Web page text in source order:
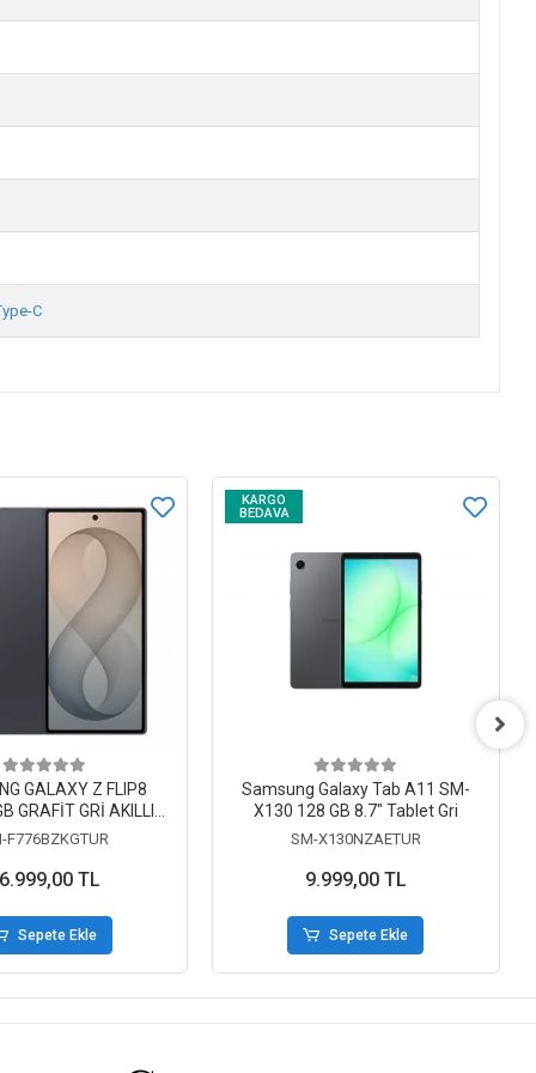
C
GALAXY Z FLIP8
GRAFİT GRİ AKILLI
TELEFON
F776BZKGTUR
TL
Sepete Ekle
KARGO
BEDAVA
Samsung Galaxy Tab A11 SM-
X130 128 GB 8.7" Tablet Gri
SM-X130NZAETUR
9.999,00 TL
Sepete Ekle